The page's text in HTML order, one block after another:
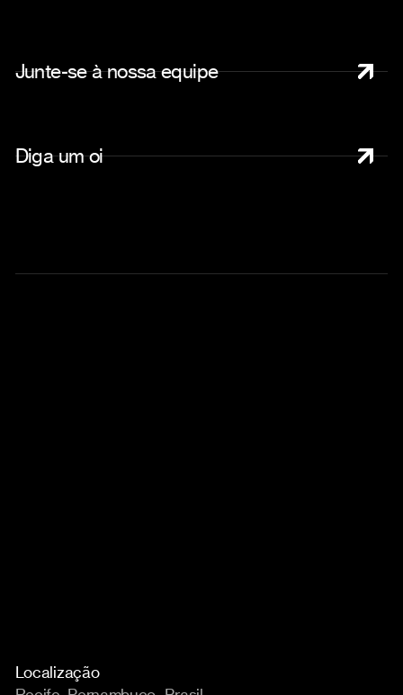
Junte-se à nossa equipe
Diga um oi
Localização